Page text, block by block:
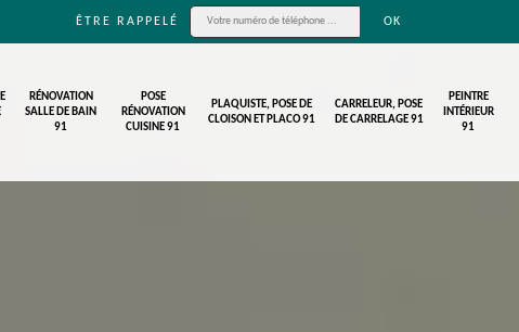
ÊTRE RAPPELÉ
RÉNOVATION
SALLE DE BAIN
91
POSE
RÉNOVATION
CUISINE 91
PLAQUISTE, POSE DE
CLOISON ET PLACO 91
CARRELEUR, POSE
DE CARRELAGE 91
PEINTRE
INTÉRIEUR
91